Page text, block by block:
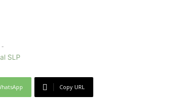
-
Copy URL